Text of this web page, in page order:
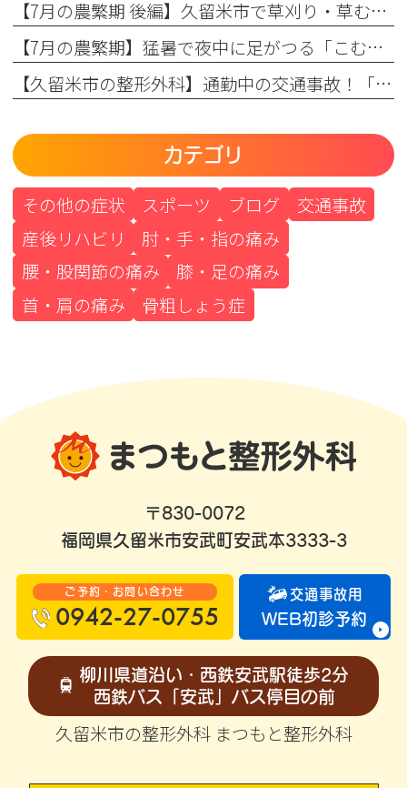
【7月の農繁期 後編】久留米市で草刈り・草むしりによる肘の痛みに悩む方へ！整形外科専門医が教える原因と対策
【7月の農繁期】猛暑で夜中に足がつる「こむら返り」に悩む方へ！整形外科医が教える原因と対策
【久留米市の整形外科】通勤中の交通事故！「通勤労災」と自賠責保険の違いを整形外科専門医が解説
カテゴリ
その他の症状 スポーツ ブログ
交通事故
産後リハビリ
肘・手・指の痛み
腰・股関節の痛み
膝・足の痛み
首・肩の痛み
骨粗しょう症
〒830-0072
福岡県久留米市安武町安武本3333-3
ご予約・お問い合わせ
0942-27-0755
交通事故用
WEB初診予約
柳川県道沿い・西鉄安武駅徒歩2分
西鉄バス「安武」バス停目の前
久留米市の整形外科 まつもと整形外科